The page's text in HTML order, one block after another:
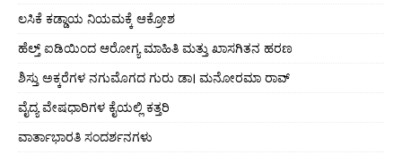
ಲಸಿಕೆ ಕಡ್ಡಾಯ ನಿಯಮಕ್ಕೆ ಆಕ್ರೋಶ
ಹೆಲ್ತ್ ಐಡಿಯಿಂದ ಆರೋಗ್ಯ ಮಾಹಿತಿ ಮತ್ತು ಖಾಸಗಿತನ ಹರಣ
ಶಿಸ್ತು ಅಕ್ಕರೆಗಳ ನಗುಮೊಗದ ಗುರು ಡಾ। ಮನೋರಮಾ ರಾವ್
ವೈದ್ಯ ವೇಷಧಾರಿಗಳ ಕೈಯಲ್ಲಿ ಕತ್ತರಿ
ವಾರ್ತಾಭಾರತಿ ಸಂದರ್ಶನಗಳು